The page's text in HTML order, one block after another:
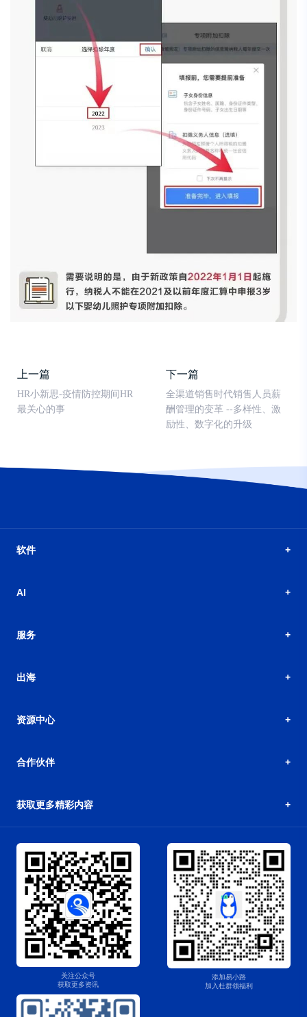
上一篇
HR小新思-疫情防控期间HR
最关心的事
下一篇
全渠道销售时代销售人员薪
酬管理的变革 --多样性、激
励性、数字化的升级
软件
AI
服务
出海
资源中心
合作伙伴
获取更多精彩内容
关注公众号
获取更多资讯
添加易小路
加入杜群领福利